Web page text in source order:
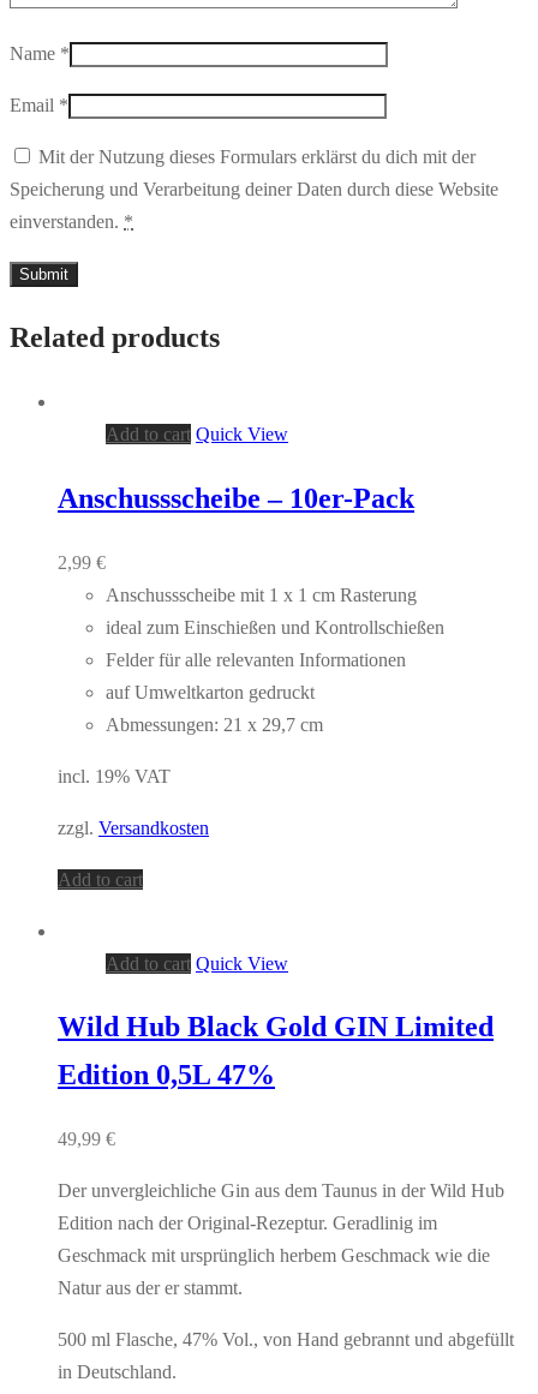
Name *
Email *
Mit der Nutzung dieses Formulars erklärst du dich mit der
Speicherung und Verarbeitung deiner Daten durch diese Website
einverstanden. *
Related products
Add to cart Quick View
Anschussscheibe – 10er-Pack
2,99 €
Anschussscheibe mit 1 x 1 cm Rasterung
ideal zum Einschießen und Kontrollschießen
Felder für alle relevanten Informationen
auf Umweltkarton gedruckt
Abmessungen: 21 x 29,7 cm
incl. 19% VAT
zzgl. Versandkosten
Add to cart
Add to cart Quick View
Wild Hub Black Gold GIN Limited
Edition 0,5L 47%
49,99 €
Der unvergleichliche Gin aus dem Taunus in der Wild Hub
Edition nach der Original-Rezeptur. Geradlinig im
Geschmack mit ursprünglich herbem Geschmack wie die
Natur aus der er stammt.
500 ml Flasche, 47% Vol., von Hand gebrannt und abgefüllt
in Deutschland.